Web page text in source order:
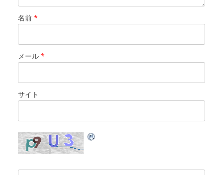
名前 *
メール *
サイト